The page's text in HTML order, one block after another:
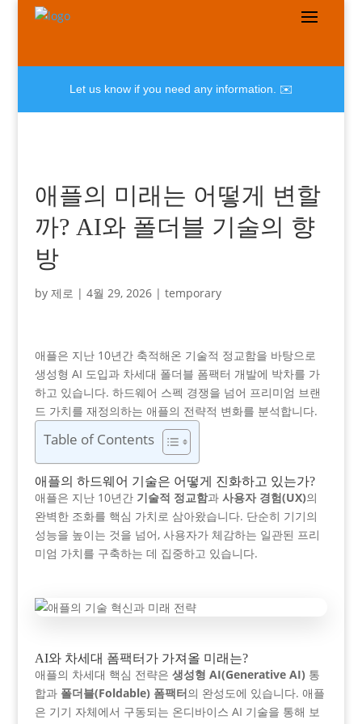
Let us know if you need any information. ✉️
애플의 미래는 어떻게 변할
까? AI와 폴더블 기술의 향
방
by 제로 | 4월 29, 2026| temporary
애플은 지난 10년간 축적해온 기술적 정교함을 바탕으로
생성형 AI 도입과 차세대 폴더블 폼팩터 개발에 박차를 가
하고 있습니다. 하드웨어 스펙 경쟁을 넘어 프리미엄 브랜
드 가치를 재정의하는 애플의 전략적 변화를 분석합니다.
Table of Contents
애플의 하드웨어 기술은 어떻게 진화하고 있는가?
애플은 지난 10년간 기술적 정교함과 사용자 경험(UX)의
완벽한 조화를 핵심 가치로 삼아왔습니다. 단순히 기기의
성능을 높이는 것을 넘어, 사용자가 체감하는 일관된 프리
미엄 가치를 구축하는 데 집중하고 있습니다.
AI와 차세대 폼팩터가 가져올 미래는?
애플의 차세대 핵심 전략은 생성형 AI(Generative AI) 통
합과 폴더블(Foldable) 폼팩터의 완성도에 있습니다. 애플
은 기기 자체에서 구동되는 온디바이스 AI 기술을 통해 보